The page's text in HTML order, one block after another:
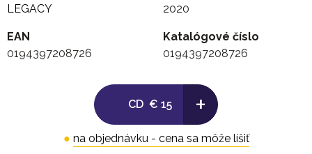
8. All My Friends Are Here 3:25
9. Spirits, Ghosts And Outlaws 3:23
10. Falling Stars 3:42
LEGACY
2020
EAN
0194397208726
Katalógové číslo
0194397208726
CD € 15 +
● na objednávku - cena sa môže líšiť